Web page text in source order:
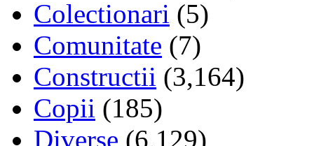
Colectionari (5)
Comunitate (7)
Constructii (3,164)
Copii (185)
Diverse (6,129)